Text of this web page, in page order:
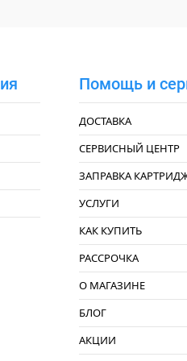
Помощь и
ДОСТАВКА
СЕРВИСНЫЙ ЦЕНТР
ЗАПРАВКА
УСЛУГИ
КАК КУПИТЬ
РАССРОЧКА
О МАГАЗИНЕ
БЛОГ
АКЦИИ